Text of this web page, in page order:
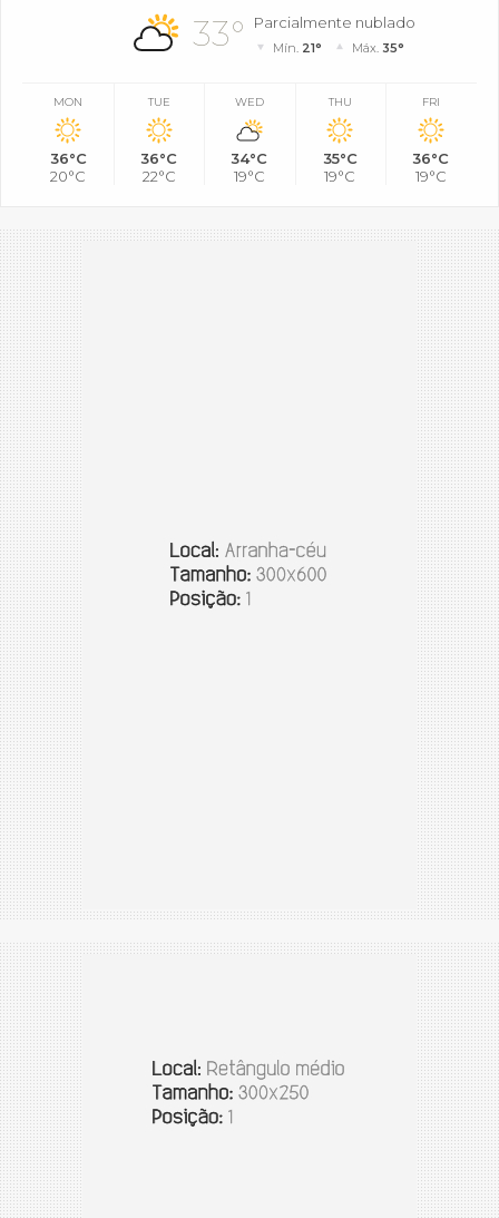
33° Parcialmente nublado
Mín. 21° Máx. 35°
MON
36°C
20°C
TUE
36°C
22°C
WED
34°C
19°C
THU
35°C
19°C
FRI
36°C
19°C